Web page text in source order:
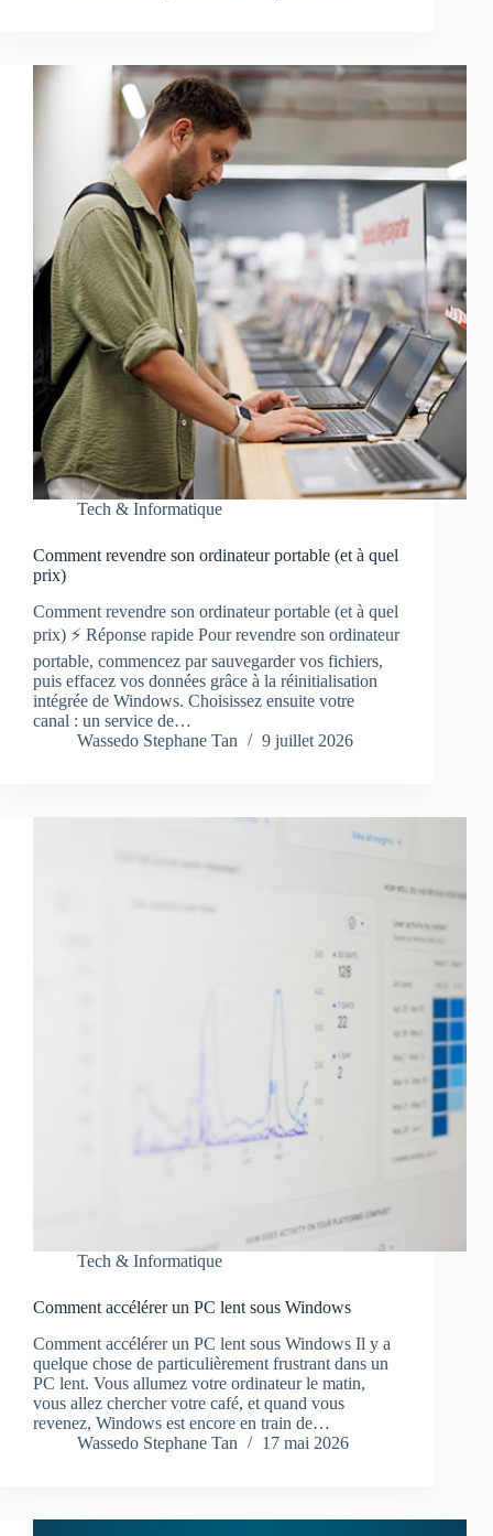
Tech & Informatique
Comment revendre son ordinateur portable (et à quel
prix)
Comment revendre son ordinateur portable (et à quel
prix) ⚡ Réponse rapide Pour revendre son ordinateur
portable, commencez par sauvegarder vos fichiers,
puis effacez vos données grâce à la réinitialisation
intégrée de Windows. Choisissez ensuite votre
canal : un service de…
Wassedo Stephane Tan
9 juillet 2026
Tech & Informatique
Comment accélérer un PC lent sous Windows
Comment accélérer un PC lent sous Windows Il y a
quelque chose de particulièrement frustrant dans un
PC lent. Vous allumez votre ordinateur le matin,
vous allez chercher votre café, et quand vous
revenez, Windows est encore en train de…
Wassedo Stephane Tan
17 mai 2026